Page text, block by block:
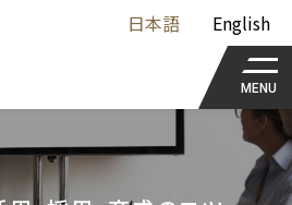
日本語 English
MENU